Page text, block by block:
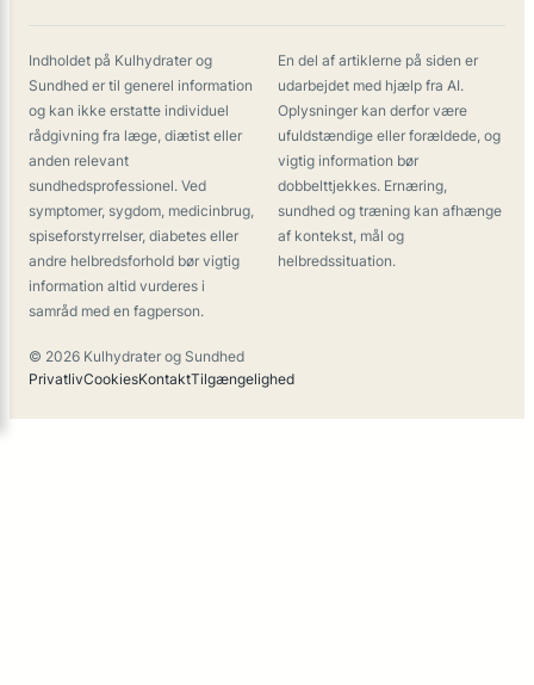
Indholdet på Kulhydrater og
Sundhed er til generel information
og kan ikke erstatte individuel
rådgivning fra læge, diætist eller
anden relevant
sundhedsprofessionel. Ved
symptomer, sygdom, medicinbrug,
spiseforstyrrelser, diabetes eller
andre helbredsforhold bør vigtig
information altid vurderes i
samråd med en fagperson.
En del af artiklerne på siden er
udarbejdet med hjælp fra AI.
Oplysninger kan derfor være
ufuldstændige eller forældede, og
vigtig information bør
dobbelttjekkes. Ernæring,
sundhed og træning kan afhænge
af kontekst, mål og
helbredssituation.
© 2026 Kulhydrater og Sundhed
PrivatlivCookiesKontaktTilgængelighed